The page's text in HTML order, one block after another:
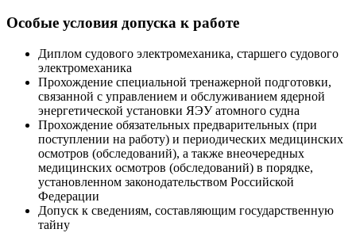
Особые условия допуска к работе
Диплом судового электромеханика, старшего судового
электромеханика
Прохождение специальной тренажерной подготовки,
связанной с управлением и обслуживанием ядерной
энергетической установки ЯЭУ атомного судна
Прохождение обязательных предварительных (при
поступлении на работу) и периодических медицинских
осмотров (обследований), а также внеочередных
медицинских осмотров (обследований) в порядке,
установленном законодательством Российской
Федерации
Допуск к сведениям, составляющим государственную
тайну